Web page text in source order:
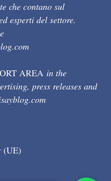
che contano sul
esperti del settore.
AREA in the
press releases and
(UE)